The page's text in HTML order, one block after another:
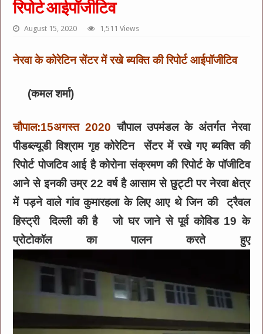
रिपोर्ट आईपॉजीटिव
August 15, 2020 1,511 Views
नेरवा के कोरेटिन सेंटर में रखे ब्यक्ति की रिपोर्ट आईपॉजीटिव
(कमल शर्मा)
चौपाल:15अगस्त 2020 चौपाल उपमंडल के अंतर्गत नेरवा
पीडब्ल्यूडी विश्राम गृह कोरेटिन सेंटर में रखे गए ब्यक्ति की
रिपोर्ट पोजटिव आई है कोरोना संक्रमण की रिपोर्ट के पॉजीटिव
आने से इनकी उम्र 22 वर्ष है आसाम से छुट्टी पर नेरवा क्षेत्र
में पड़ने वाले गांव कुमारहला के लिए आए थे जिन की ट्रैवल
हिस्ट्री दिल्ली की है जो घर जाने से पूर्व कोविड 19 के
प्रोटोकॉल का पालन करते हुए